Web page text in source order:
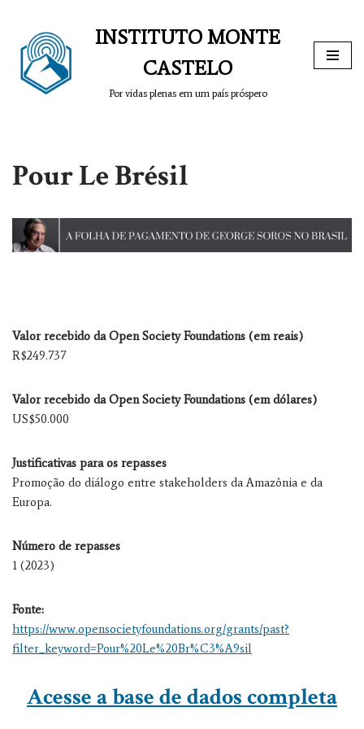
Pular
para
INSTITUTO MONTE
CASTELO
Por vidas plenas em um país próspero
Pour Le Brésil
Valor recebido da Open Society Foundations (em reais)
R$249.737
Valor recebido da Open Society Foundations (em dólares)
US$50.000
Justificativas para os repasses
Promoção do diálogo entre stakeholders da Amazônia e da
Europa.
Número de repasses
1 (2023)
Fonte:
https://www.opensocietyfoundations.org/grants/past?
filter_keyword=Pour%20Le%20Br%C3%A9sil
Acesse a base de dados completa